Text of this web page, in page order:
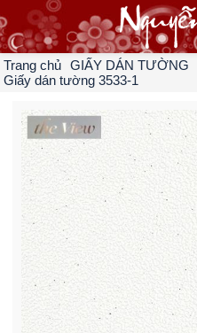
Trang chủ GIẤY DÁN TƯỜNG
Giấy dán tường 3533-1